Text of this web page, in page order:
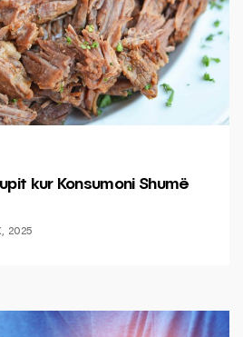
kur Konsumoni Shumë
2025